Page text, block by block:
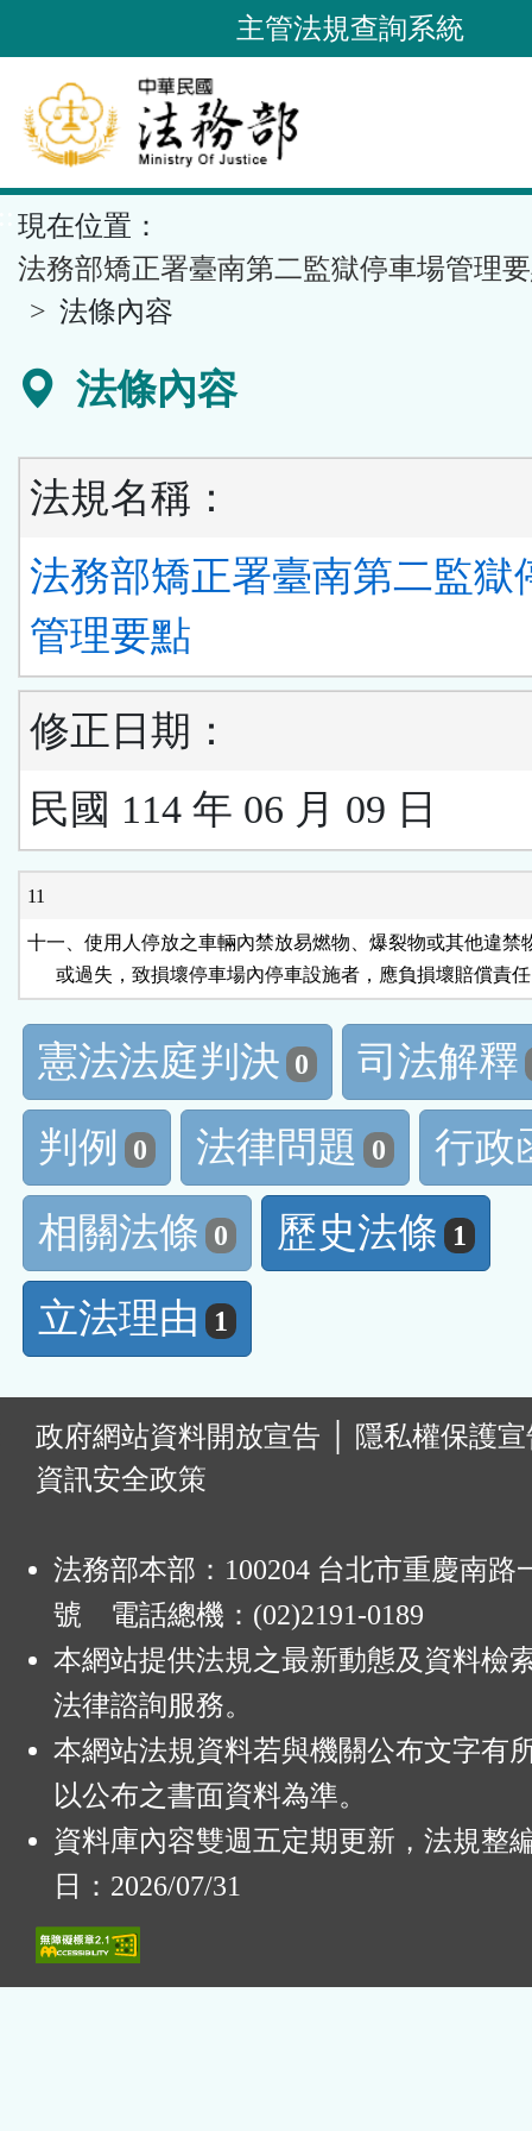
到
要
內
容
區
塊
主管法規查詢系統
現在位置：
法務部矯正署臺南第二監獄停車場管理
法條內容
法條內容
法規名稱：
法務部矯正署臺南第二監獄
管理要點
修正日期：
民國 114 年 06 月 09 日
11
十一、使用人停放之車輛內禁放易燃物、爆裂物或其他違禁
或過失，致損壞停車場內停車設施者，應負損壞賠償責
憲法法庭判決 0
司法解釋
判例
0 法律問題 0
行政
相關法條 0 歷史法條 1
立法理由 1
政府網站資料開放宣告
隱私權保護
資訊安全政策
法務部本部：100204 台北市重慶南路
號 電話總機：(02)2191-0189
本網站提供法規之最新動態及資料檢
法律諮詢服務。
本網站法規資料若與機關公布文字有
以公布之書面資料為準。
資料庫內容雙週五定期更新，法規整
日：2026/07/31